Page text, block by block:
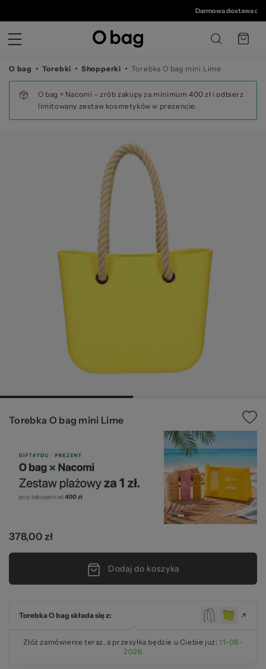
©
Darmowa dostawa od 350 zł
O bag Torebki Shopperki Torebka O bag mini Lime
O bag × Nacomi – zrób zakupy za minimum 400 zł i odbierz
limitowany zestaw kosmetyków w prezencie.
Torebka O bag mini Lime
378,00 zł
Dodaj do koszyka
Torebka O bag składa się z:
Złóż zamówienie teraz, a przesyłka będzie u Ciebie już: 11-08-
2026